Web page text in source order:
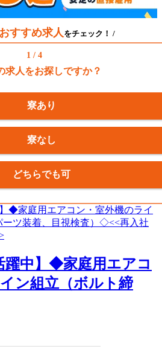
おすすめ求人 をチェック！ /
1 / 4
求人をお探しですか？
寮あり
寮なし
どちらでも可
躍中】◆家庭用エアコ
ン組立（ボルト締